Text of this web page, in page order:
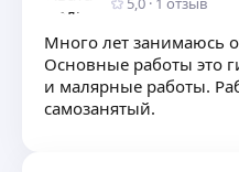
Много лет занимаюсь
Основные работы это
и малярные работы.
самозанятый.